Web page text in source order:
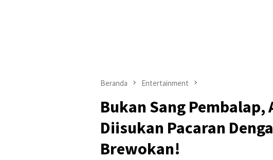
Beranda Entertainment
Bukan Sang Pembalap,
Diisukan Pacaran
Brewokan!